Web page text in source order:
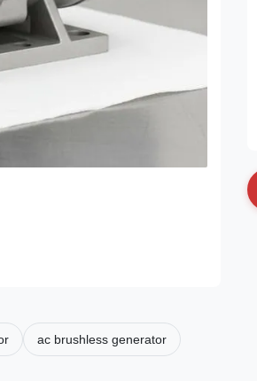
ac brushless generator